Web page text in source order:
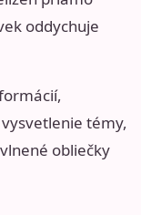
oddychuje
témy,
obliečky